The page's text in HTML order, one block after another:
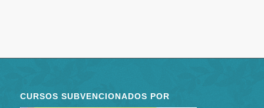
CURSOS SUBVENCIONADOS POR